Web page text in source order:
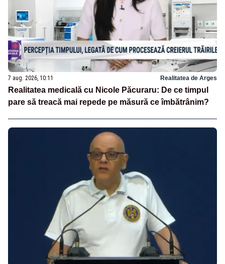
7 aug. 2026, 10:11 Realitatea de Arges
Realitatea medicală cu Nicole Păcuraru: De ce timpul
pare să treacă mai repede pe măsură ce îmbătrânim?